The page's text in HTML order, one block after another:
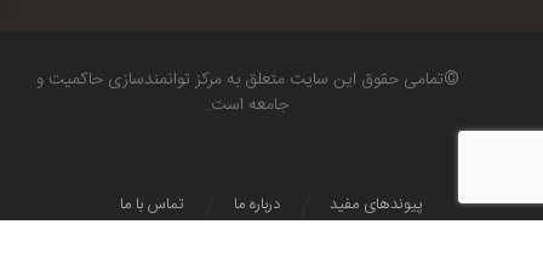
©تمامی حقوق این سایت متعلق به مرکز توانمندسازی حاکمیت و
جامعه است.
تماس با ما درباره ما پیوندهای مفید